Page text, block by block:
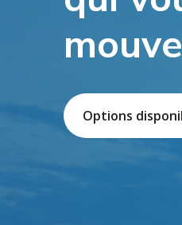
Options